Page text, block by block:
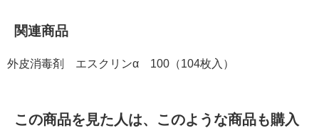
関連商品
外皮消毒剤 エスクリンα 100（104枚入）
この商品を見た人は、このような商品も購入